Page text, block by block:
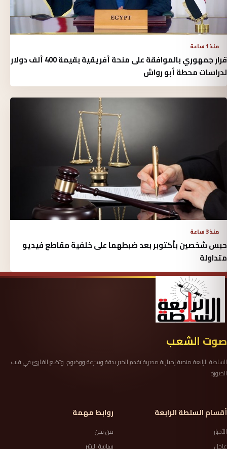
منذ 1 ساعة
قرار جمهوري بالموافقة على منحة أفريقية بقيمة 400 ألف دولار
لدراسات محطة أبو رواش
منذ 3 ساعة
حبس شخصين بأكتوبر بعد ضبطهما على خلفية مقاطع فيديو
متداولة
صوت الشعب
السلطة الرابعة منصة إخبارية مصرية تقدم الخبر بدقة وسرعة ووضوح، وتضع القارئ في قلب
الصورة.
أقسام السلطة الرابعة
الأخبار
عاجل
روابط مهمة
من نحن
سياسة النشر